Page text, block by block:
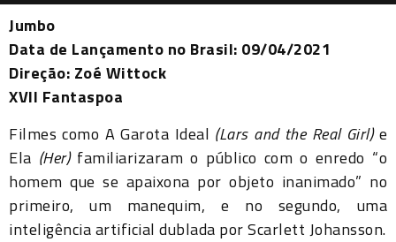
Jumbo
Data de Lançamento no Brasil: 09/04/2021
Direção: Zoé Wittock
XVII Fantaspoa
Filmes como A Garota Ideal (Lars and the Real Girl)e
Ela (Her)familiarizaram o público com o enredo “o
homem que se apaixona por objeto inanimado” no
primeiro, um manequim, e no segundo, uma
inteligência artificial dublada por Scarlett Johansson.